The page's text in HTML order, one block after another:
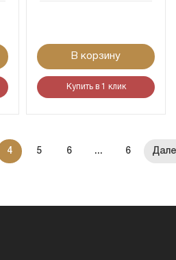
В корзину
Купить в 1 клик
4 5 6 ... 6